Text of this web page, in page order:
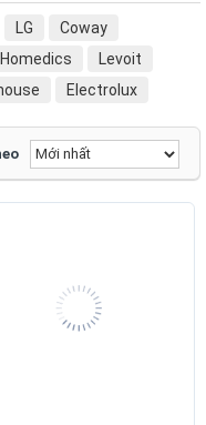
LG
Coway
Homedics
Levoit
Electrolux
ible
Baseus